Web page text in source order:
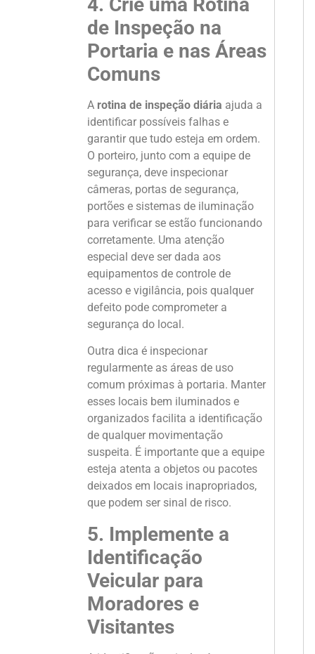
de Inspeção na
Portaria e nas Áreas
Comuns
A rotina de inspeção diária ajuda a
identificar possíveis falhas e
garantir que tudo esteja em ordem.
O porteiro, junto com a equipe de
segurança, deve inspecionar
câmeras, portas de segurança,
portões e sistemas de iluminação
para verificar se estão funcionando
corretamente. Uma atenção
especial deve ser dada aos
equipamentos de controle de
acesso e vigilância, pois qualquer
defeito pode comprometer a
segurança do local.
Outra dica é inspecionar
regularmente as áreas de uso
comum próximas à portaria. Manter
esses locais bem iluminados e
organizados facilita a identificação
de qualquer movimentação
suspeita. É importante que a equipe
esteja atenta a objetos ou pacotes
deixados em locais inapropriados,
que podem ser sinal de risco.
5. Implemente a
Identificação
Veicular para
Moradores e
Visitantes